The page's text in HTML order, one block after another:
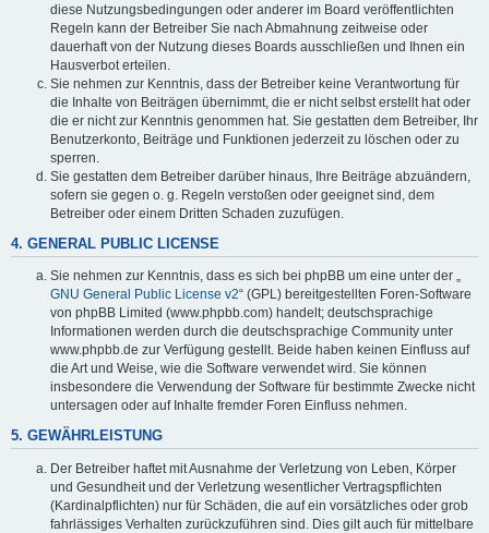
diese Nutzungsbedingungen oder anderer im Board veröffentlichten
Regeln kann der Betreiber Sie nach Abmahnung zeitweise oder
dauerhaft von der Nutzung dieses Boards ausschließen und Ihnen ein
Hausverbot erteilen.
Sie nehmen zur Kenntnis, dass der Betreiber keine Verantwortung für
die Inhalte von Beiträgen übernimmt, die er nicht selbst erstellt hat oder
die er nicht zur Kenntnis genommen hat. Sie gestatten dem Betreiber, Ihr
Benutzerkonto, Beiträge und Funktionen jederzeit zu löschen oder zu
sperren.
Sie gestatten dem Betreiber darüber hinaus, Ihre Beiträge abzuändern,
sofern sie gegen o. g. Regeln verstoßen oder geeignet sind, dem
Betreiber oder einem Dritten Schaden zuzufügen.
4. GENERAL PUBLIC LICENSE
Sie nehmen zur Kenntnis, dass es sich bei phpBB um eine unter der „
GNU General Public License v2“ (GPL) bereitgestellten Foren-Software
von phpBB Limited (www.phpbb.com) handelt; deutschsprachige
Informationen werden durch die deutschsprachige Community unter
www.phpbb.de zur Verfügung gestellt. Beide haben keinen Einfluss auf
die Art und Weise, wie die Software verwendet wird. Sie können
insbesondere die Verwendung der Software für bestimmte Zwecke nicht
untersagen oder auf Inhalte fremder Foren Einfluss nehmen.
5. GEWÄHRLEISTUNG
Der Betreiber haftet mit Ausnahme der Verletzung von Leben, Körper
und Gesundheit und der Verletzung wesentlicher Vertragspflichten
(Kardinalpflichten) nur für Schäden, die auf ein vorsätzliches oder grob
fahrlässiges Verhalten zurückzuführen sind. Dies gilt auch für mittelbare